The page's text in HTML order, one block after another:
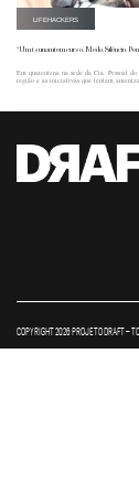
LIFEHACKERS
“Um tsunami em curso. Medo. Silêncio.
Em quarentena na sede da Cia. Pessoal
região e as iniciativas que tentam
COPYRIGHT 2026 PROJETO DRAFT –